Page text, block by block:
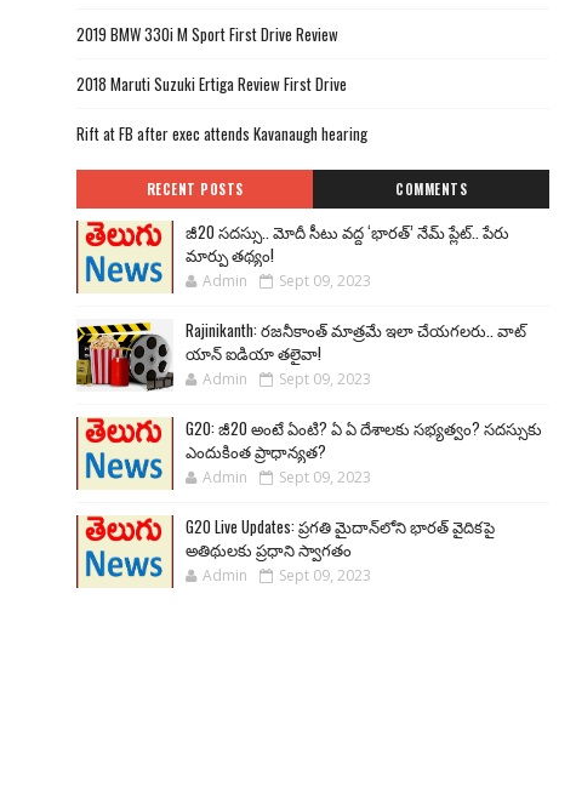
2019 BMW 330i M Sport First Drive Review
2018 Maruti Suzuki Ertiga Review First Drive
Rift at FB after exec attends Kavanaugh hearing
RECENT POSTS COMMENTS
జీ20 సదస్సు.. మోదీ సీటు వద్ద ‘భారత్’ నేమ్ ప్లేట్‌.. పేరు
మార్పు తథ్యం!
Admin Sept 09, 2023
Rajinikanth: రజనీకాంత్ మాత్రమే ఇలా చేయగలరు.. వాట్
యాన్ ఐడియా తలైవా!
Admin Sept 09, 2023
G20: జీ20 అంటే ఏంటి? ఏ ఏ దేశాలకు సభ్యత్వం? సదస్సుకు
ఎందుకింత ప్రాధాన్యత?
Admin Sept 09, 2023
G20 Live Updates: ప్రగతి మైదాన్‌లోని భారత్ వైదికపై
అతిథులకు ప్రధాని స్వాగతం
Admin Sept 09, 2023